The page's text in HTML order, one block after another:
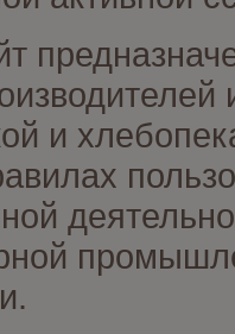
и